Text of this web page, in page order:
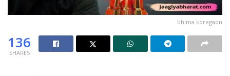
bhima koregaon
136
SHARES